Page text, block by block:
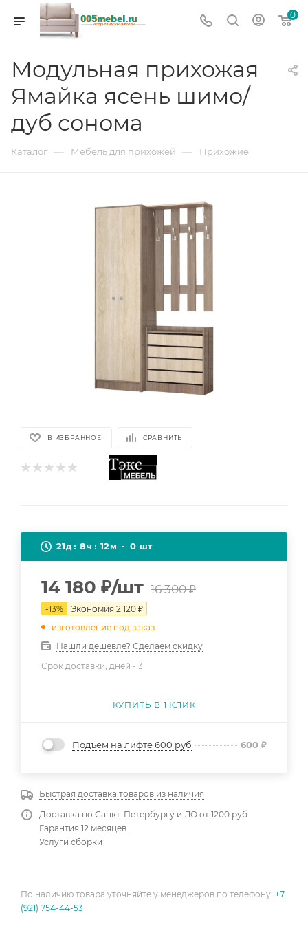
0
Модульная прихожая
Ямайка ясень шимо/
дуб сонома
Каталог — Мебель для прихожей — Прихожие
В ИЗБРАННОЕ СРАВНИТЬ
21д 8ч 12м 0 шт
14 180 ₽/шт 16 300₽
-13% Экономия 2 120 ₽
изготовление под заказ
Нашли дешевле? Сделаем скидку
Срок доставки, дней - 3
КУПИТЬ В 1 КЛИК
Подъем на лифте 600 руб 600 ₽
Быстрая доставка товаров из наличия
Доставка по Санкт-Петербургу и ЛО от 1200 руб
Гарантия 12 месяцев.
Услуги сборки
По наличию товара уточняйте у менеджеров по телефону: +7
(921) 754-44-53